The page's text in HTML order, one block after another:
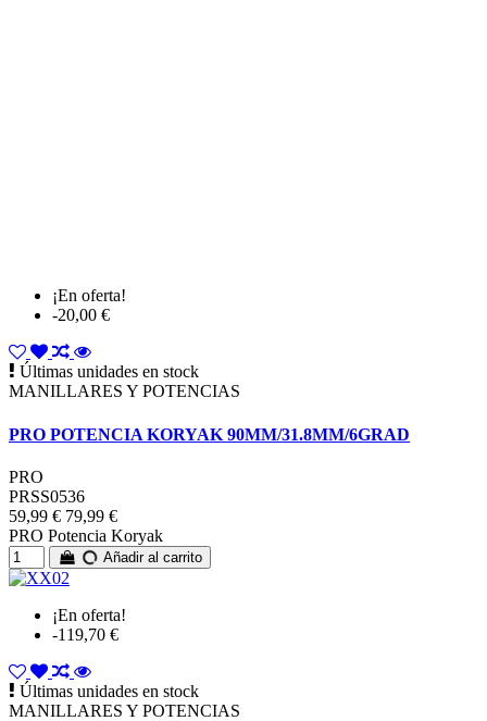
¡En oferta!
-20,00 €
Últimas unidades en stock
MANILLARES Y POTENCIAS
PRO POTENCIA KORYAK 90MM/31.8MM/6GRAD
PRO
PRSS0536
59,99 € 79,99 €
PRO Potencia Koryak
Añadir al carrito
¡En oferta!
-119,70 €
Últimas unidades en stock
MANILLARES Y POTENCIAS